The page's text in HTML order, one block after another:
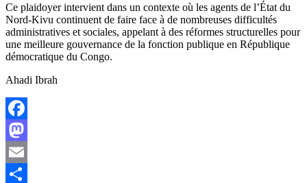
Ce plaidoyer intervient dans un contexte où les agents de l’État du
Nord-Kivu continuent de faire face à de nombreuses difficultés
administratives et sociales, appelant à des réformes structurelles pour
une meilleure gouvernance de la fonction publique en République
démocratique du Congo.
Ahadi Ibrah
Facebook
Mastodon
Email